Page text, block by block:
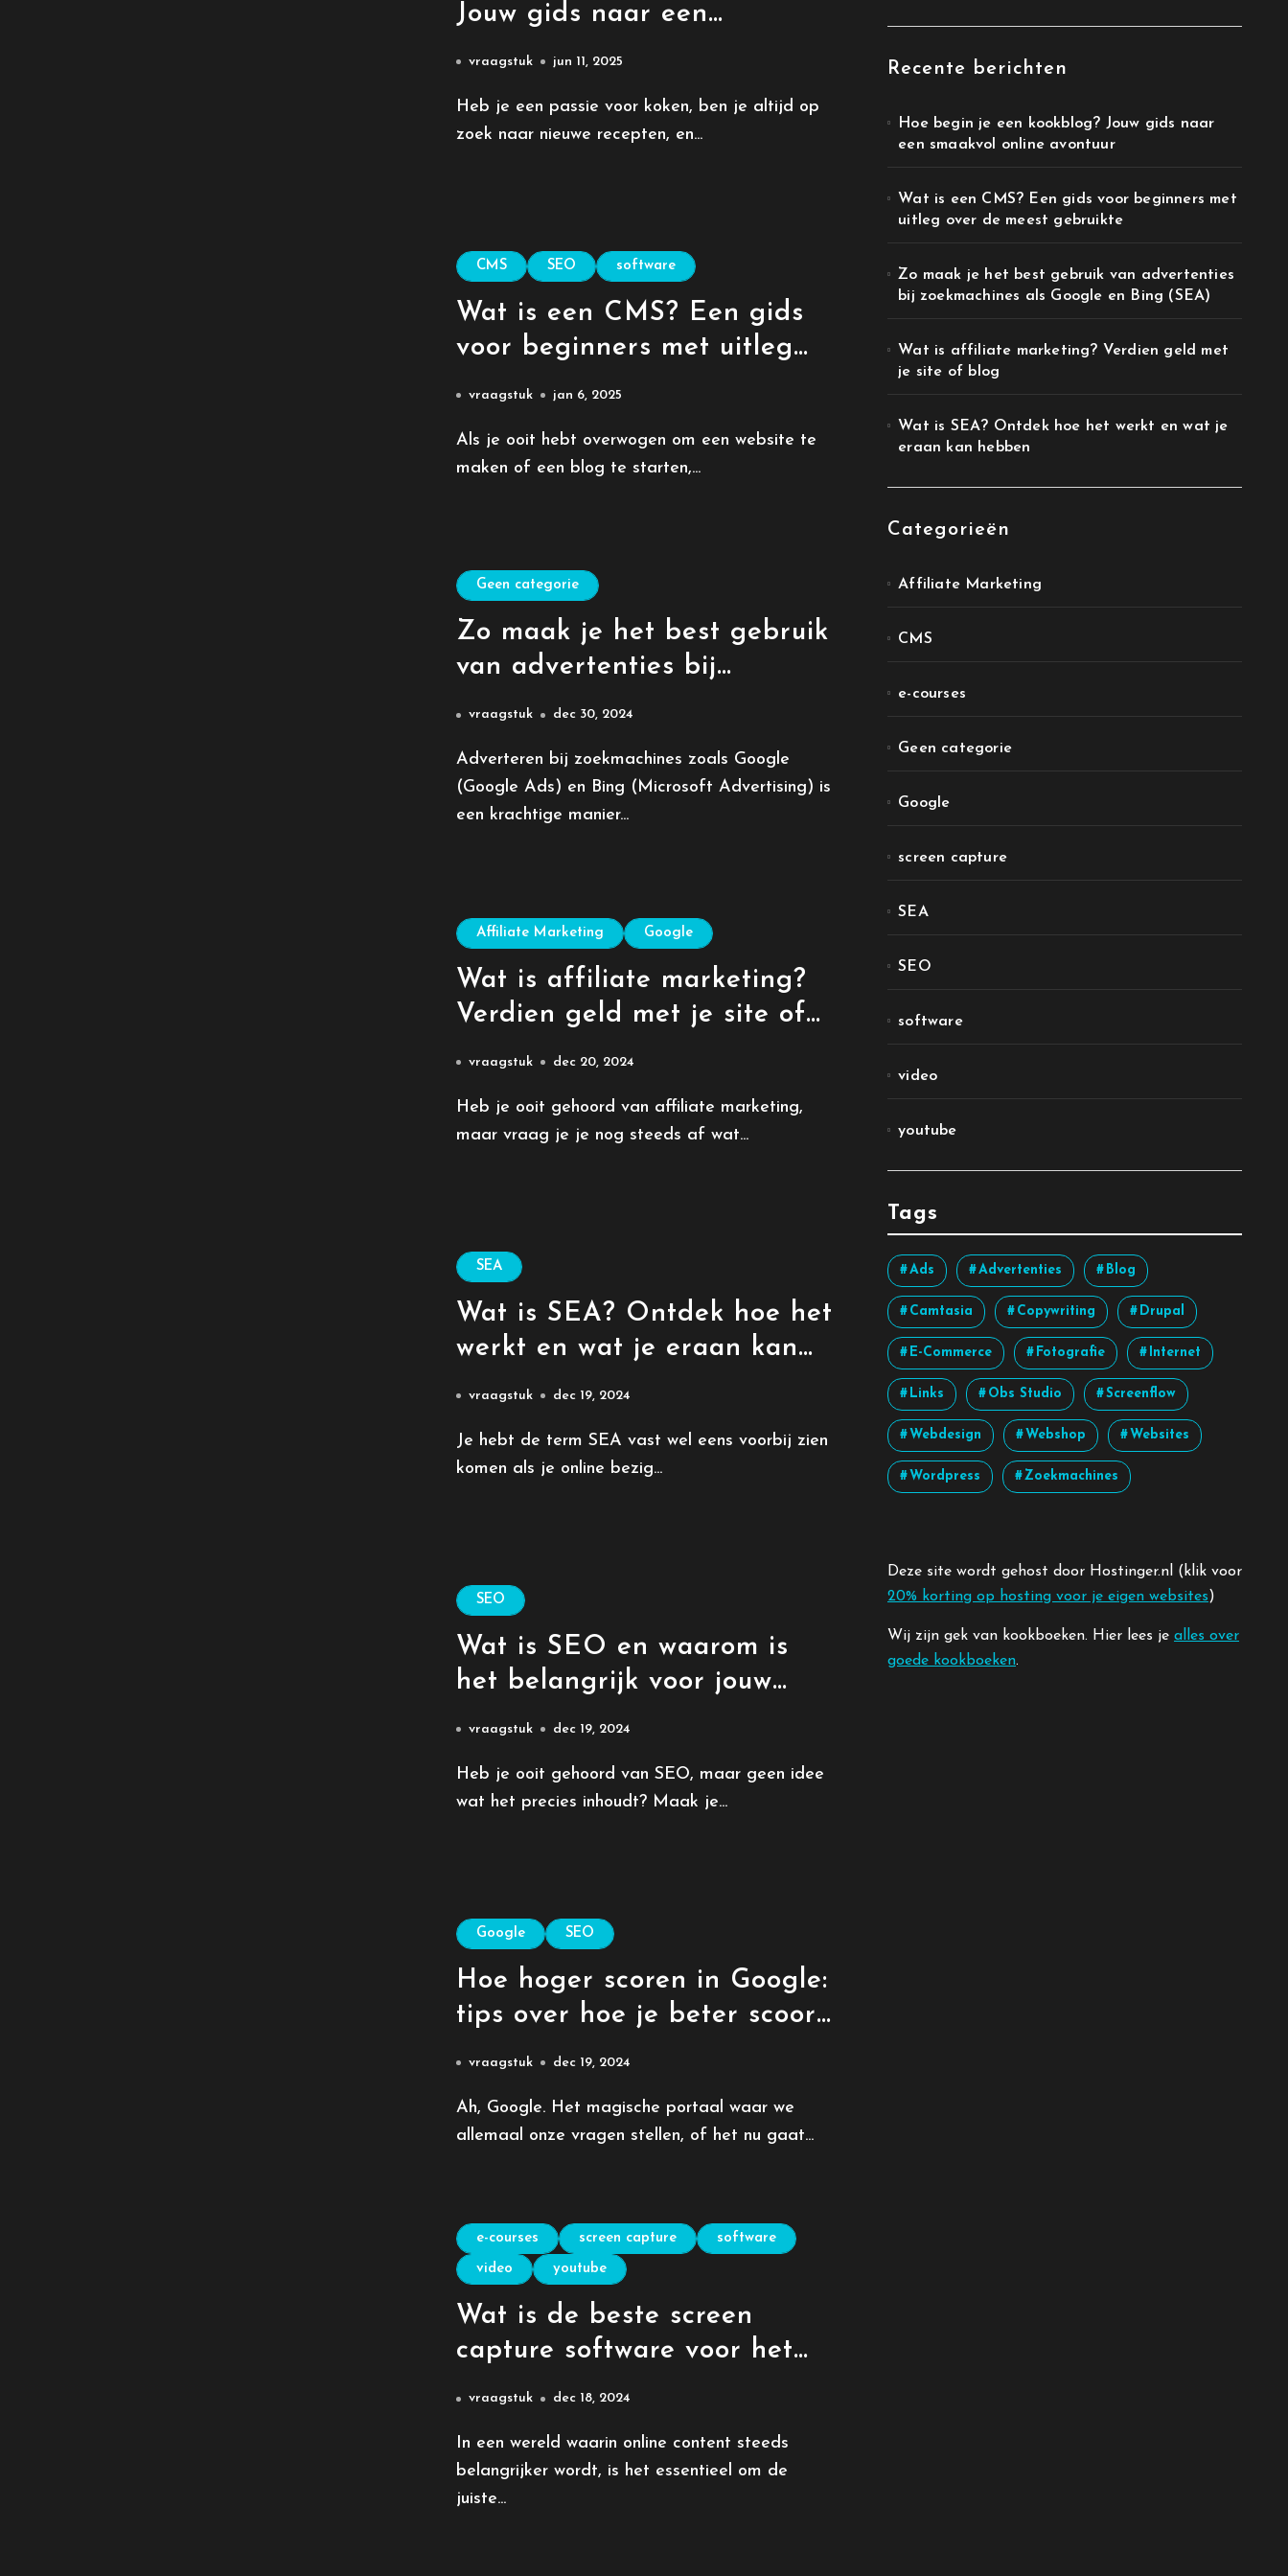
Jouw gids naar een
smaakvol online avontuur
vraagstuk jun 11, 2025
Heb je een passie voor koken, ben je altijd op
zoek naar nieuwe recepten, en...
CMS SEO software
Wat is een CMS? Een gids
voor beginners met uitleg
over de meest gebruikte
vraagstuk jan 6, 2025
Als je ooit hebt overwogen om een website te
maken of een blog te starten,...
Geen categorie
Zo maak je het best gebruik
van advertenties bij
zoekmachines als Google en
vraagstuk dec 30, 2024
Adverteren bij zoekmachines zoals Google
(Google Ads) en Bing (Microsoft Advertising) is
een krachtige manier...
Affiliate Marketing Google
Wat is affiliate marketing?
Verdien geld met je site of
vraagstuk dec 20, 2024
Heb je ooit gehoord van affiliate marketing,
maar vraag je je nog steeds af wat...
SEA
Wat is SEA? Ontdek hoe het
werkt en wat je eraan kan
hebben
vraagstuk dec 19, 2024
Je hebt de term SEA vast wel eens voorbij zien
komen als je online bezig...
SEO
Wat is SEO en waarom is
het belangrijk voor jouw
website?
vraagstuk dec 19, 2024
Heb je ooit gehoord van SEO, maar geen idee
wat het precies inhoudt? Maak je...
Google SEO
Hoe hoger scoren in Google:
tips over hoe je beter scoort
met je website
vraagstuk dec 19, 2024
Ah, Google. Het magische portaal waar we
allemaal onze vragen stellen, of het nu gaat...
e-courses screen capture software
video youtube
Wat is de beste screen
capture software voor het
maken van e-courses en
vraagstuk dec 18, 2024
In een wereld waarin online content steeds
belangrijker wordt, is het essentieel om de
juiste...
Recente berichten
Hoe begin je een kookblog? Jouw gids naar
een smaakvol online avontuur
Wat is een CMS? Een gids voor beginners met
uitleg over de meest gebruikte
Zo maak je het best gebruik van advertenties
bij zoekmachines als Google en Bing (SEA)
Wat is affiliate marketing? Verdien geld met
je site of blog
Wat is SEA? Ontdek hoe het werkt en wat je
eraan kan hebben
Categorieën
Affiliate Marketing
CMS
e-courses
Geen categorie
Google
screen capture
SEA
SEO
software
video
youtube
Tags
Ads Advertenties Blog
Camtasia Copywriting Drupal
E-Commerce Fotografie Internet
Links Obs Studio Screenflow
Webdesign Webshop Websites
Wordpress Zoekmachines
Deze site wordt gehost door Hostinger.nl (klik voor
20% korting op hosting voor je eigen websites)
Wij zijn gek van kookboeken. Hier lees je alles over
goede kookboeken.